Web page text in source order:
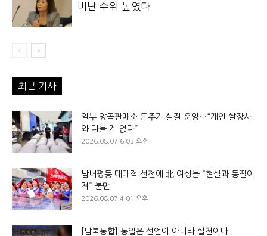
비난 수위 높였다
최근 기사
일부 양곡판매소 돈주가 실질 운영…“개인 쌀장사
와 다를 게 없다”
2026.08.07 6:03 오후
남녀평등 대대적 선전에 北 여성들 “현실과 동떨어
져” 불만
2026.08.07 4:01 오후
[남북통합] 통일은 선언이 아니라 실천이다